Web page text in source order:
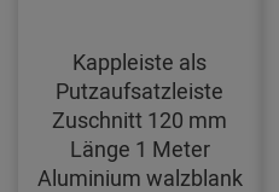
Kappleiste als
Putzaufsatzleiste
Zuschnitt 120 mm
Länge 1 Meter
Aluminium walzblank